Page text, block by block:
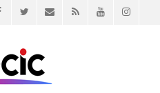
FacebookTwitterEmailFeed YouTube
FECIC